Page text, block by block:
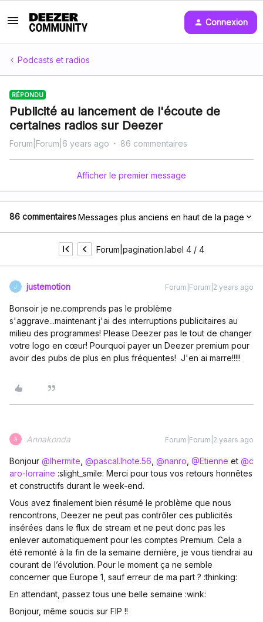
Connexion
Podcasts et radios
RÉPONDU
Publicité au lancement de l'écoute de
certaines radios sur Deezer
Forum|Forum|6 years ago 86 commentaires
Afficher le premier message
86 commentairesMessages plus anciens en haut de la page
Forum|pagination.label 4 / 4
J justemotion Forum|Forum|2 years ago
Bonsoir je ne.comprends pas le problème
s'aggrave...maintenant j'ai des interruptions publicitaires au
milieu des programmes! Please Deezer pas le tout de changer
votre logo en cœur! Pourquoi payer un Deezer premium pour
avoir des pubs de plus en plus fréquentes! J'en ai marre!!!!!
A Annakonda Forum|Forum|2 years ago
Bonjour @lhermite @pascal.lhote.56 @nanro @Etienne et @c
aro-lorraine :slight_smile: Merci pour tous vos retours honnêtes
et constructifs durant le week-end.
Vous avez finalement bien résumé le problème que nous
rencontrons, Deezer ne peut pas contrôler ces publicités
insérées dans le flux de stream et ne peut donc pas les
enlever automatiquement pour les comptes Premium. Cela a
été remonté à la fin de la semaine dernière, je vous tiendrai au
courant de l’évolution. Pour le moment ça ne semble
concerner que Europe 1, sauf erreur de ma part ? :thinking:
En attendant, passez tous une belle semaine :wink:
Bonjour, même soucis sur FIP !!